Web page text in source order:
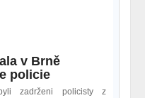
v Brně
policie
zadrženi policisty z